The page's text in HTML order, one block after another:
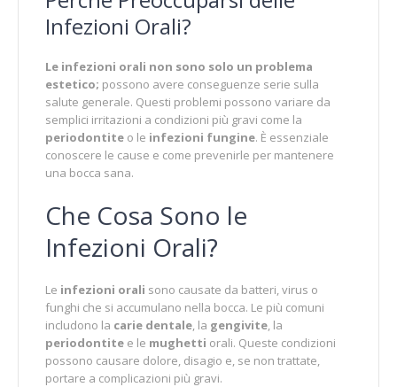
Infezioni Orali?
Le infezioni orali non sono solo un problema
estetico; possono avere conseguenze serie sulla
salute generale. Questi problemi possono variare da
semplici irritazioni a condizioni più gravi come la
periodontite o le infezioni fungine. È essenziale
conoscere le cause e come prevenirle per mantenere
una bocca sana.
Che Cosa Sono le
Infezioni Orali?
Le infezioni orali sono causate da batteri, virus o
funghi che si accumulano nella bocca. Le più comuni
includono la carie dentale, la gengivite, la
periodontite e le mughetti orali. Queste condizioni
possono causare dolore, disagio e, se non trattate,
portare a complicazioni più gravi.